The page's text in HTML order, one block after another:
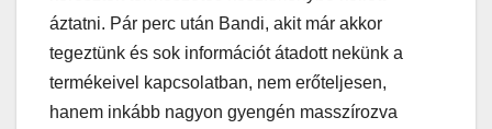
áztatni. Pár perc után Bandi, akit már akkor
tegeztünk és sok információt átadott nekünk a
termékeivel kapcsolatban, nem erőteljesen,
hanem inkább nagyon gyengén masszírozva